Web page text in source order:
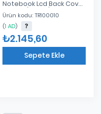
Notebook Lcd Back Cover
- Siyah (Plastik)
Ürün kodu: TR100010
(1 AD)
₺2.145,60
Sepete Ekle